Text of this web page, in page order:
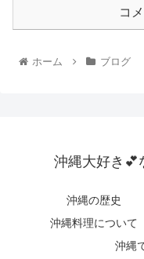
コ
ホーム ブログ
沖縄大好き💕
沖縄の歴史
沖縄料理について
沖縄